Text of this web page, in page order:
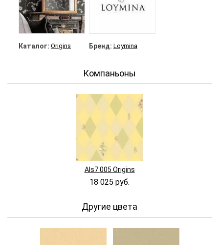
Каталог: Origins Бренд: Loymina
Компаньоны
Als7 005 Origins
18 025 руб.
Другие цвета